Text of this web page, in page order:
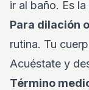
ir al baño. Es
Para dilación
rutina. Tu
Acuéstate y
Término